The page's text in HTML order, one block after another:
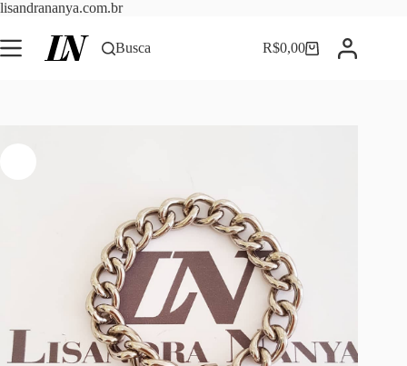
lisandrananya.com.brPular
o
conteúdo
Busca Carrinho
R$0,00